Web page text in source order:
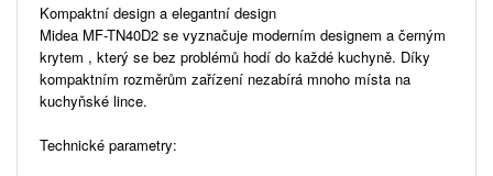
Kompaktní design a elegantní design
Midea MF-TN40D2 se vyznačuje moderním designem a černým
krytem , ​​který se bez problémů hodí do každé kuchyně. Díky
kompaktním rozměrům zařízení nezabírá mnoho místa na
kuchyňské lince.
Technické parametry: